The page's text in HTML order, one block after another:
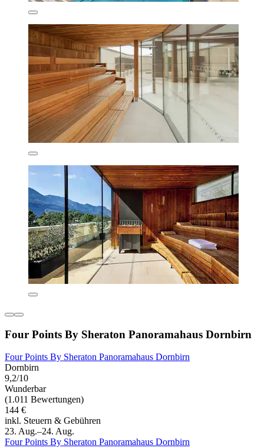
Four Points By Sheraton Panoramahaus Dornbirn
Four Points By Sheraton Panoramahaus Dornbirn
Dornbirn
9,2/10
Wunderbar
(1.011 Bewertungen)
144 €
inkl. Steuern & Gebühren
23. Aug.–24. Aug.
Four Points By Sheraton Panoramahaus Dornbirn